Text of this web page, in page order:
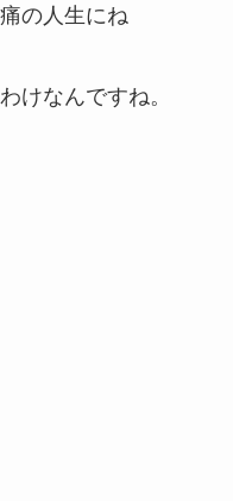
の人生にね
けなんですね。